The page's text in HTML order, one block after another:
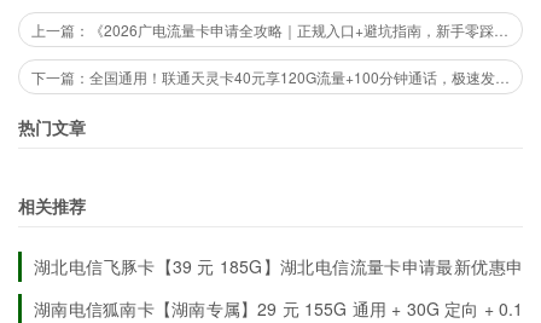
仅限广东地区发货，其他省份无法配送；
●
具体套餐规则以电信官方审核为准，详询10000号。
忧！错过这波再等一年！💥
了市场的公平竞争。
热门文章
相关推荐
湖北电信飞豚卡【39 元 185G】湖北电信流量卡申请最新优惠申
请详情
湖南电信狐南卡【湖南专属】29 元 155G 通用 + 30G 定向 + 0.1